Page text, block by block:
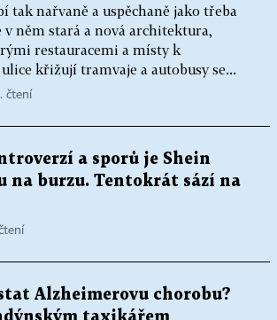
tak nařvaně a uspěchaně jako třeba
v něm stará a nová architektura,
restauracemi a místy k
křižují tramvaje a autobusy se...
čtení
a sporů je Shein
na burzu. Tentokrát sází na
Alzheimerovu chorobu?
taxikářem